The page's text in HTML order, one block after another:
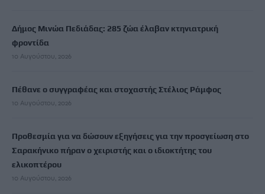
Δήμος Μινώα Πεδιάδας: 285 ζώα έλαβαν κτηνιατρική
φροντίδα
10 Αυγούστου, 2026
Πέθανε ο συγγραφέας και στοχαστής Στέλιος Ράμφος
10 Αυγούστου, 2026
Προθεσμία για να δώσουν εξηγήσεις για την προσγείωση στο
Σαρακήνικο πήραν ο χειριστής και ο ιδιοκτήτης του
ελικοπτέρου
10 Αυγούστου, 2026